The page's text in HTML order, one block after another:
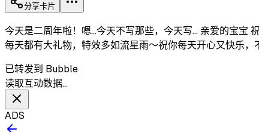
分享卡片
今天是二周年啦！嗯...今天不写那些，今天写... 亲爱的宝
每天都有大礼物，特效多如流星雨～祝你每天开心又快乐
已转发到 Bubble
读取互动数据…
ADS